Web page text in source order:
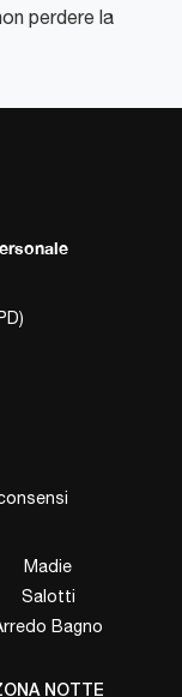
perdere la
Madie
Salotti
Bagno
NOTTE